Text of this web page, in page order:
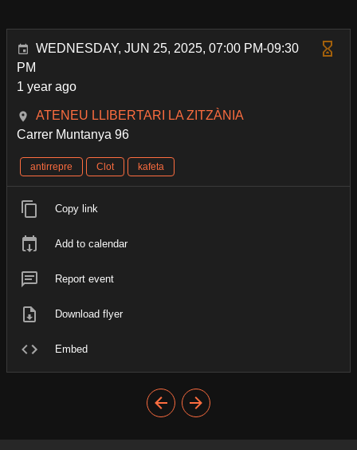
WEDNESDAY, JUN 25, 2025, 07:00 PM-09:30
PM
1 year ago
ATENEU LLIBERTARI LA ZITZÀNIA
Carrer Muntanya 96
antirrepre Clot kafeta
Copy link
Add to calendar
Report event
Download flyer
Embed